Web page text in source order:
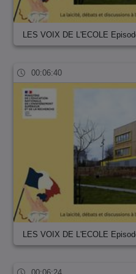
LES VOIX DE L'ECOLE
00:06:40
LES VOIX DE L'ECOLE